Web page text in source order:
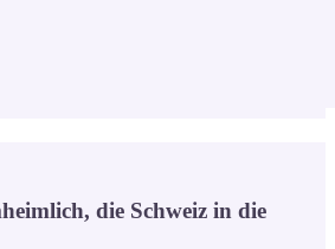
die Schweiz in die